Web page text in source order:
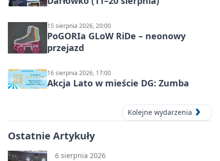
15 sierpnia 2026, 20:00
PoGORIa GLoW RiDe – neonowy
przejazd
16 sierpnia 2026, 17:00
Akcja Lato w mieście DG: Zumba
Kolejne wydarzenia
Ostatnie Artykuły
6 sierpnia 2026